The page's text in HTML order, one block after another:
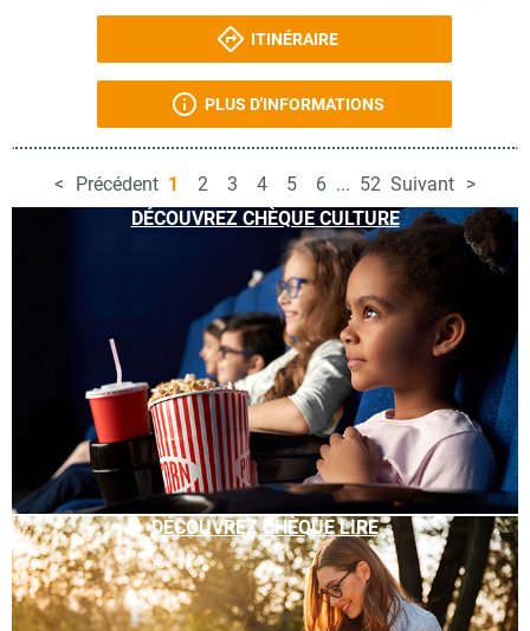
ITINÉRAIRE
PLUS D'INFORMATIONS
Précédent 1 2 3 4 5 6 ... 52 Suivant
DÉCOUVREZ CHÈQUE CULTURE
DÉCOUVREZ CHÈQUE LIRE